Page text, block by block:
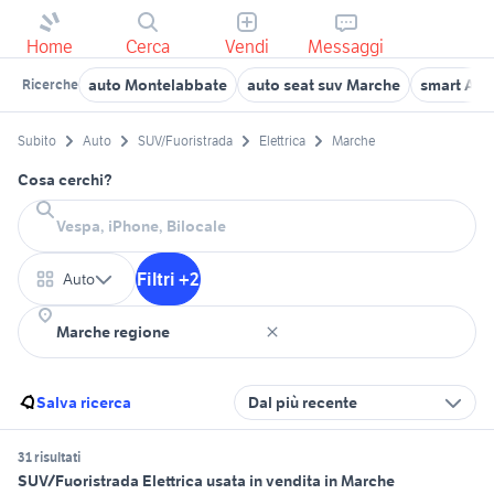
Home Cerca Vendi Messaggi
Ricerche auto Montelabbate auto seat suv Marche smart
Subito Auto SUV/Fuoristrada Elettrica Marche
Cosa cerchi?
Auto Filtri +2
Salva ricerca Dal più recente
31 risultati
SUV/Fuoristrada Elettrica usata in vendita in Marche